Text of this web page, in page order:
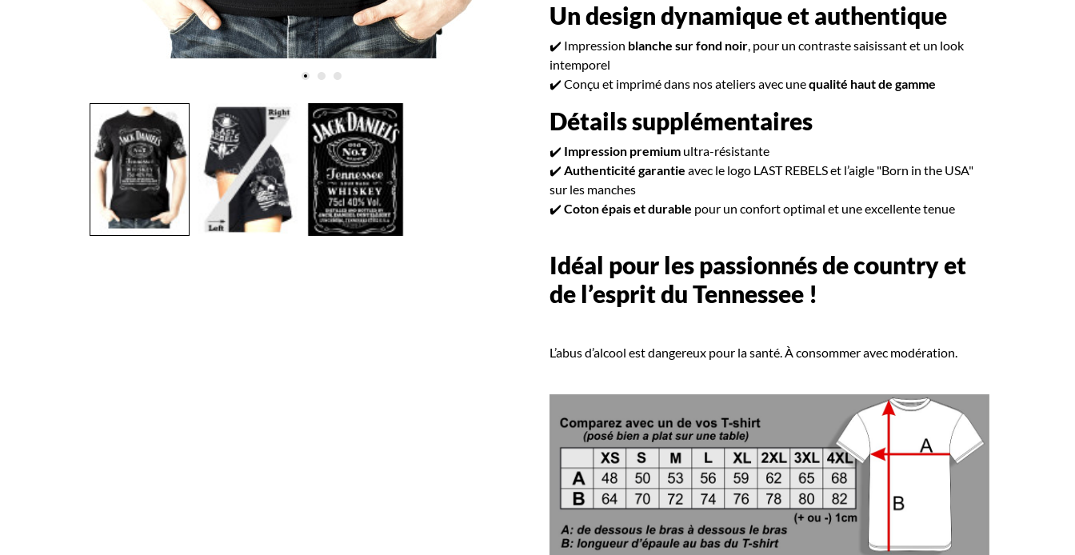
Un design dynamique et authentique
✔️ Impression blanche sur fond noir, pour un contraste saisissant et un look
intemporel
✔️ Conçu et imprimé dans nos ateliers avec unequalité haut de gamme
Détails supplémentaires
✔️ Impression premium ultra-résistante
✔️ Authenticité garantie avec le logo LAST REBELS et l’aigle "Born in the USA"
sur les manches
✔️ Coton épais et durable pour un confort optimal et une excellente tenue
Idéal pour les passionnés de country et
de l’esprit du Tennessee !
L’abus d’alcool est dangereux pour la santé. À consommer avec modération.